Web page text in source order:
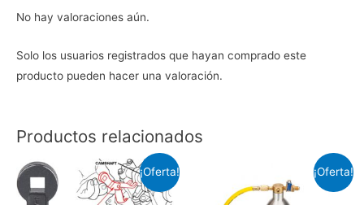
No hay valoraciones aún.
Solo los usuarios registrados que hayan comprado este
producto pueden hacer una valoración.
Productos relacionados
¡Oferta! ¡Oferta!